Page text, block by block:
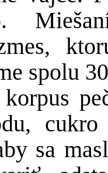
spolu
sa